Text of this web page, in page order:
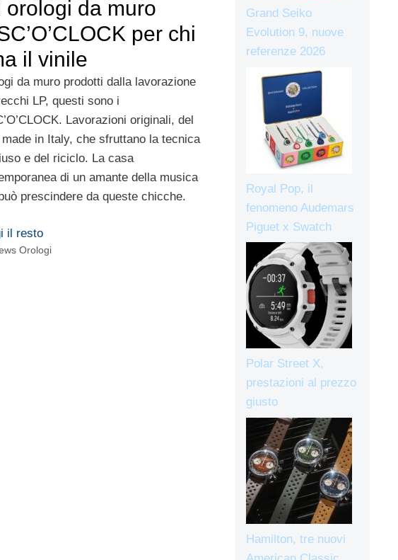
orologi da muro
per chi
il vinile
da muro prodotti dalla lavorazione
LP, questi sono i
Lavorazioni originali, del
in Italy, che sfruttano la tecnica
e del riciclo. La casa
di un amante della musica
prescindere da queste chicche.
il resto
Orologi
Grand Seiko
Evolution 9, nuove
referenze 2026
Royal Pop, il
fenomeno Audemars
Piguet x Swatch
Polar Street X,
prestazioni al prezzo
giusto
Hamilton, tre nuovi